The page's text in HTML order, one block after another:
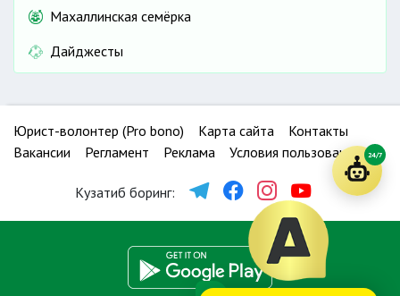
Махаллинская семёрка
Дайджесты
Юрист-волонтер (Pro bono) Карта сайта
Контакты
Вакансии
Регламент Реклама Условия пользования
Кузатиб боринг:
24/7